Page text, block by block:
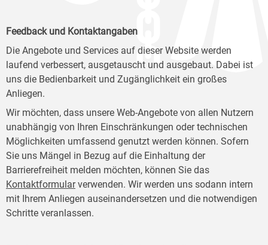
Feedback und Kontaktangaben
Die Angebote und Services auf dieser Website werden
laufend verbessert, ausgetauscht und ausgebaut. Dabei ist
uns die Bedienbarkeit und Zugänglichkeit ein großes
Anliegen.
Wir möchten, dass unsere Web-Angebote von allen Nutzern
unabhängig von Ihren Einschränkungen oder technischen
Möglichkeiten umfassend genutzt werden können. Sofern
Sie uns Mängel in Bezug auf die Einhaltung der
Barrierefreiheit melden möchten, können Sie das
Kontaktformularverwenden. Wir werden uns sodann intern
mit Ihrem Anliegen auseinandersetzen und die notwendigen
Schritte veranlassen.